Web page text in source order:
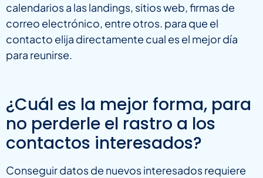
calendarios a las landings, sitios web, firmas de
correo electrónico, entre otros. para que el
contacto elija directamente cual es el mejor día
para reunirse.
¿Cuál es la mejor forma, para
no perderle el rastro a los
contactos interesados?
Conseguir datos de nuevos interesados requiere